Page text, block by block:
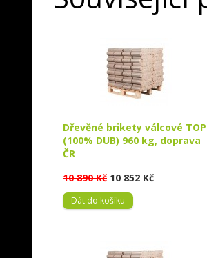
Dřevěné brikety válcové TOP
(100% DUB) 960 kg, doprava
ČR
10 890 Kč 10 852 Kč
Dát do košíku